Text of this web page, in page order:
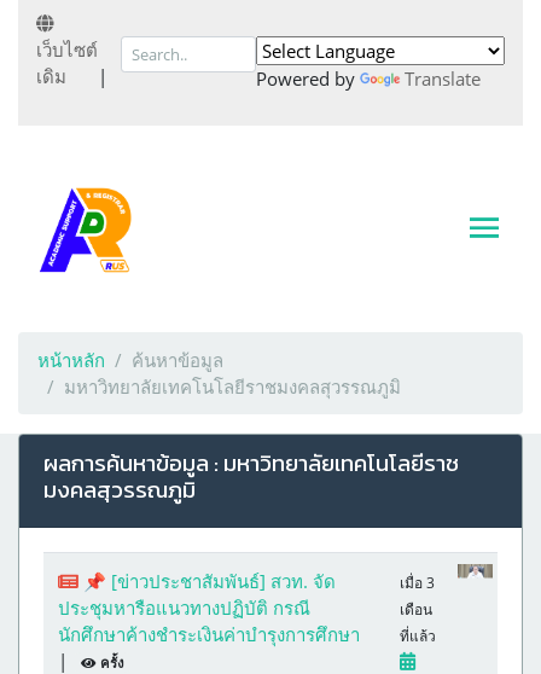
เว็บไซต์
เดิม
| Powered by Translate
หน้าหลัก
ค้นหาข้อมูล
มหาวิทยาลัยเทคโนโลยีราชมงคลสุวรรณภูมิ
ผลการค้นหาข้อมูล : มหาวิทยาลัยเทคโนโลยีราช
มงคลสุวรรณภูมิ
📌 [ข่าวประชาสัมพันธ์] สวท. จัด
ประชุมหารือแนวทางปฏิบัติ กรณี
นักศึกษาค้างชำระเงินค่าบำรุงการศึกษา
|
ครั้ง
เมื่อ 3
เดือน
ที่แล้ว